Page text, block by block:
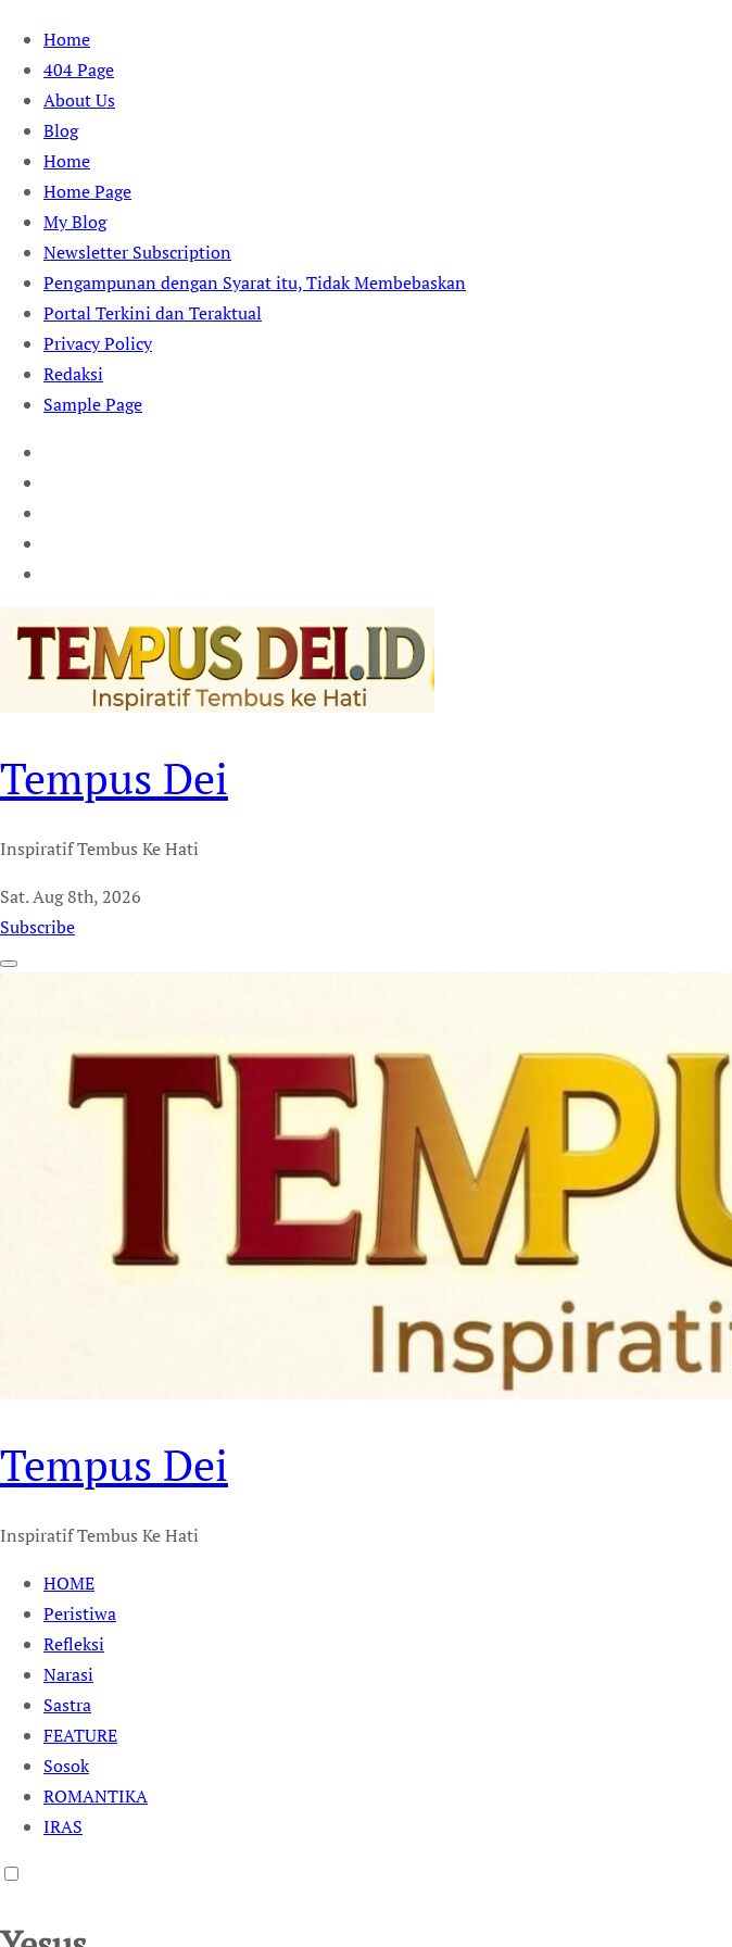
Skip
content
Home
404 Page
About Us
Blog
Home
Home Page
My Blog
Newsletter Subscription
Pengampunan dengan Syarat itu, Tidak Membebaskan
Portal Terkini dan Teraktual
Privacy Policy
Redaksi
Sample Page
Tempus Dei
Inspiratif Tembus Ke Hati
Sat. Aug 8th, 2026
Subscribe
Tempus Dei
Inspiratif Tembus Ke Hati
HOME
Peristiwa
Refleksi
Narasi
Sastra
FEATURE
Sosok
ROMANTIKA
IRAS